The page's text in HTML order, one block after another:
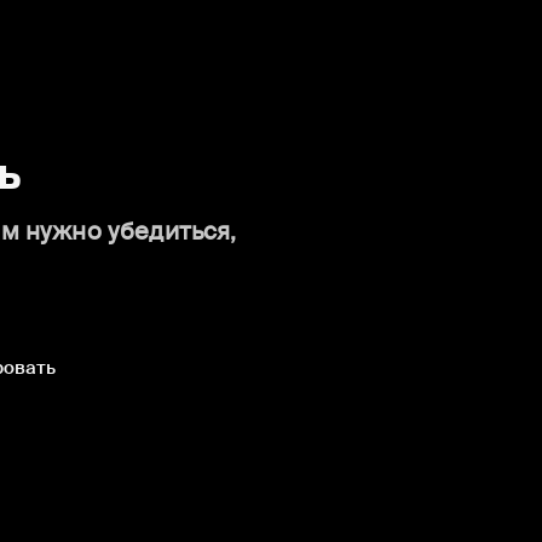
нужно убедиться,